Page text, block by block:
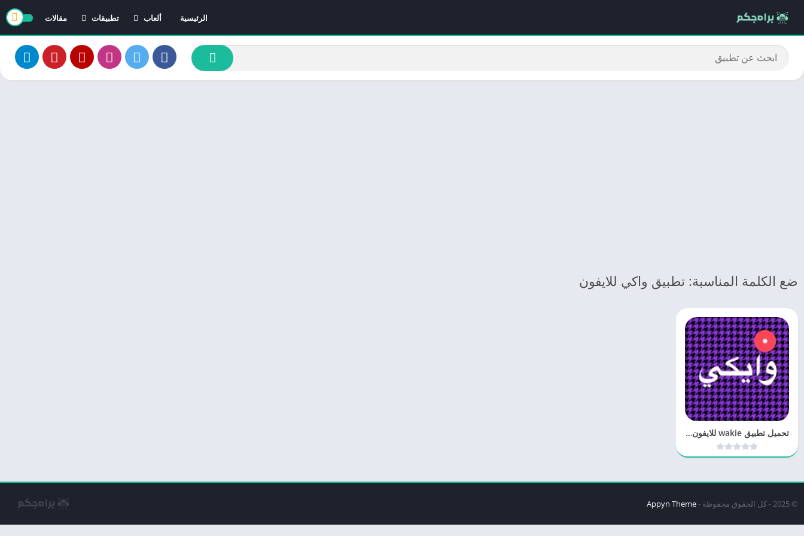
الرئيسية
ألعاب
العاب ايفون
العاب اندرويد
تطبيقات
تطبيقات ايفون
تطبيقات اندرويد
مقالات
ضع الكلمة المناسبة: تطبيق واكي للايفون
تحميل تطبيق wakie للايفون والاندرويد
© 2025 - كل الحقوق محفوظة - Appyn Theme